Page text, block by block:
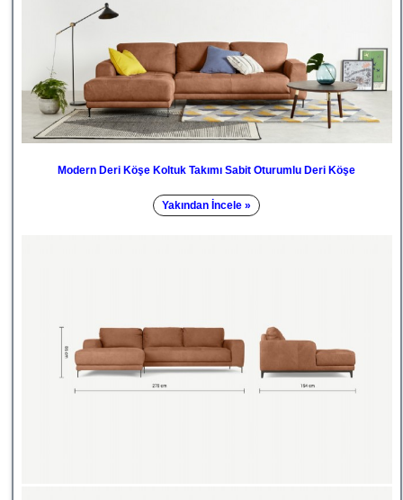
Modern Deri Köşe Koltuk Takımı Sabit Oturumlu Deri Köşe
Yakından İncele »